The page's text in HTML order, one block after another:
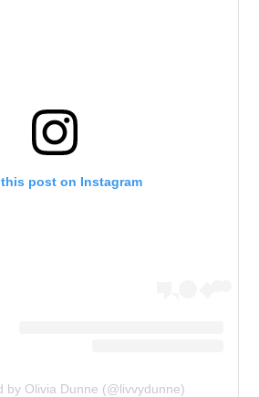
post on Instagram
by Olivia Dunne (@livvydunne)